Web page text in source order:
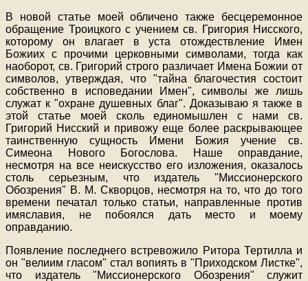
В новой статье моей обличено также бесцеремонное
обращение Троицкого с учением св. Григория Нисского,
которому он влагает в уста отождествление Имен
Божиих с прочими церковными символами, тогда как
наоборот, св. Григорий строго различает Имена Божии от
символов, утверждая, что "тайна благочестия состоит
собственно в исповедании Имен", символы же лишь
служат к "охране душевных благ". Доказываю я также в
этой статье моей сколь единомышлен с нами св.
Григорий Нисский и привожу еще более раскрывающее
таинственную сущность Имени Божия учение св.
Симеона Нового Богослова. Наше оправдание,
несмотря на все неискусство его изложения, оказалось
столь серьезным, что издатель "Миссионерского
Обозрения" В. М. Скворцов, несмотря на то, что до того
времени печатал только статьи, направленные против
имяславия, не побоялся дать место и моему
оправданию.
Появление последнего встревожило Ритора Тертилла и
он "велиим гласом" стал вопиять в "Приходском Листке",
что издатель "Миссионерского Обозрения" служит